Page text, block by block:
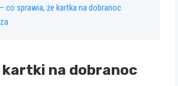
co sprawia, że kartka na dobranoc
kartki na dobranoc